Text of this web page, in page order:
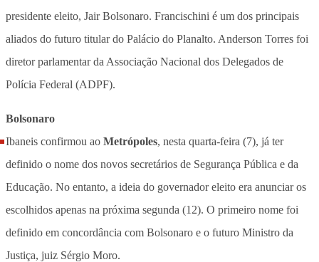
presidente eleito, Jair Bolsonaro. Francischini é um dos principais
aliados do futuro titular do Palácio do Planalto. Anderson Torres foi
diretor parlamentar da Associação Nacional dos Delegados de
Polícia Federal (ADPF).
Bolsonaro
Ibaneis confirmou ao Metrópoles, nesta quarta-feira (7), já ter
definido o nome dos novos secretários de Segurança Pública e da
Educação. No entanto, a ideia do governador eleito era anunciar os
escolhidos apenas na próxima segunda (12). O primeiro nome foi
definido em concordância com Bolsonaro e o futuro Ministro da
Justiça, juiz Sérgio Moro.